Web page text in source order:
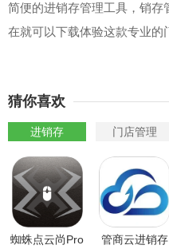
简便的进销存管理工具，销
在就可以下载体验这款专业的
猜你喜欢
进销存 门店管理
蜘蛛点云尚Pro 管商云进销存